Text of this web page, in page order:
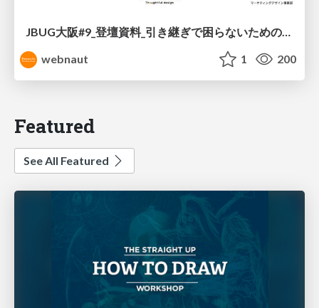
JBUG大阪#9_登壇資料_引き継ぎで困らないためのBacklogWikiの整え方_ミスと属人化を防ぐために、 “次の人が動ける状態”をどう残すか
webnaut
1 200
Featured
See All Featured